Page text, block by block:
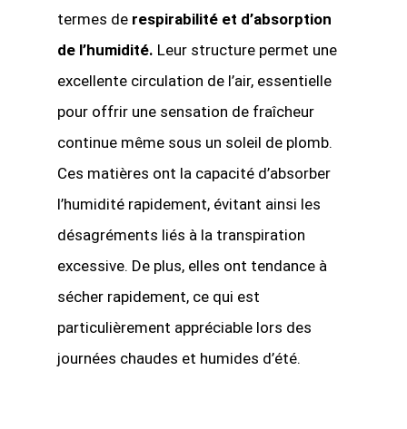
termes de respirabilité et d’absorption
de l’humidité. Leur structure permet une
excellente circulation de l’air, essentielle
pour offrir une sensation de fraîcheur
continue même sous un soleil de plomb.
Ces matières ont la capacité d’absorber
l’humidité rapidement, évitant ainsi les
désagréments liés à la transpiration
excessive. De plus, elles ont tendance à
sécher rapidement, ce qui est
particulièrement appréciable lors des
journées chaudes et humides d’été.